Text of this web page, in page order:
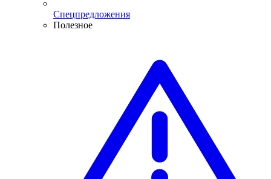
Спецпредложения
Полезное